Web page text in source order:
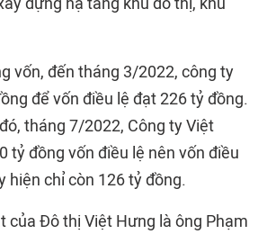
vốn, đến tháng 3/2022, công ty
để vốn điều lệ đạt 226 tỷ đồng.
tháng 7/2022, Công ty Việt
tỷ đồng vốn điều lệ nên vốn điều
hiện chỉ còn 126 tỷ đồng.
của Đô thị Việt Hưng là ông Phạm